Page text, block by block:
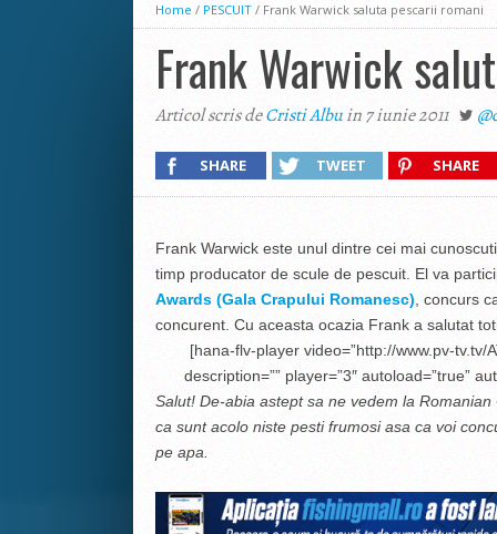
Home / PESCUIT / Frank Warwick saluta pescarii romani
Frank Warwick
Articol scris deCristi Albuin 7 iunie 2011
SHARE TWEET SHARE
Frank Warwick este unul dintre cei mai
timp producator de scule de pescuit. El va
Awards (Gala Crapului Romanesc) , concurs
concurent. Cu aceasta ocazia Frank a salutat
[hana-flv-player video=”http://www.pv-tv.tv/
description=”” player=”3″ autoload=”true”
Salut! De-abia astept sa ne vedem la
ca sunt acolo niste pesti frumosi asa ca voi
pe apa.